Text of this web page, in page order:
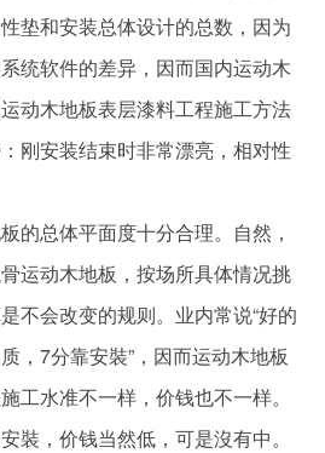
垫和安装总体设计的总数，因为
统软件的差异，因而国内运动木
动木地板表层漆料工程施工方法
刚安装结束时非常漂亮，相对性
总体平面度十分合理。自然，
运动木地板，按场所具体情况挑
不会改变的规则。业内常说“好的
，7分靠安裝”，因而运动木地板
工水准不一样，价钱也不一样。
裝，价钱当然低，可是沒有中。